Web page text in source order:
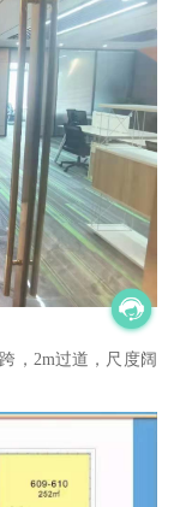
，2m过道，尺度阔